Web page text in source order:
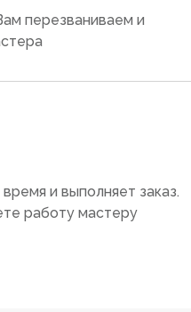
перезваниваем и
и выполняет заказ.
работу мастеру